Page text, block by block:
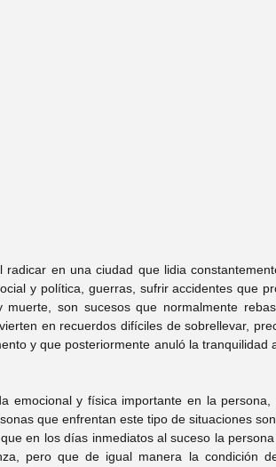
en una ciudad que lidia
y política, guerras, sufrir accidentes que
son sucesos que normalmente
en recuerdos difíciles de sobrellevar,
y que posteriormente anuló la tranquilidad
emocional y física importante en la persona,
que enfrentan este tipo de situaciones
en los días inmediatos al suceso la
pero que de igual manera la condición